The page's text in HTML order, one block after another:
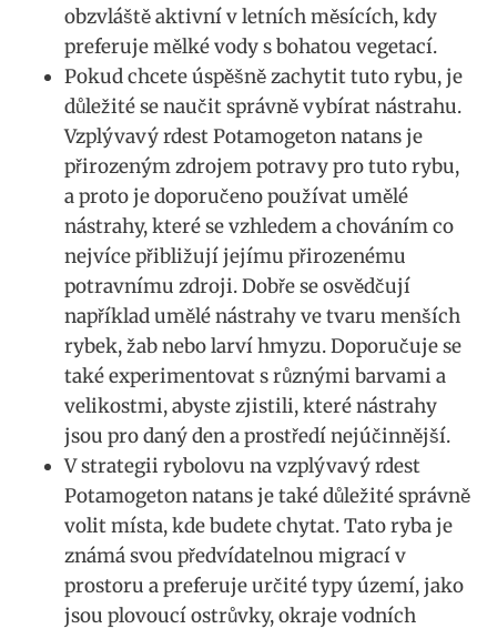
obzvláště aktivní v letních měsících, kdy
preferuje mělké vody s bohatou ⁢vegetací.
Pokud chcete úspěšně zachytit tuto rybu, je
důležité se naučit správně vybírat nástrahu.
Vzplývavý rdest Potamogeton natans je⁣
přirozeným ⁣zdrojem potravy pro tuto rybu,
a proto je doporučeno používat umělé
nástrahy, které se vzhledem a chováním co
‍nejvíce přibližují jejímu přirozenému
potravnímu zdroji. Dobře se‌ osvědčují
například umělé⁢ nástrahy​ ve⁢ tvaru menších​
rybek, žab ‌nebo larví ⁤hmyzu. Doporučuje‍ se
také experimentovat s různými barvami a
⁤velikostmi, abyste ⁤zjistili, které nástrahy
jsou pro daný ‍den a prostředí‍ nejúčinnější.
V ‍strategii rybolovu ​na vzplývavý rdest
⁢Potamogeton natans je​ také důležité správně
volit⁤ místa, kde budete chytat. Tato ryba je⁣
známá svou ⁢předvídatelnou migrací⁣ v
prostoru a preferuje určité⁣ typy území,‌ jako
jsou plovoucí ostrůvky, okraje vodních